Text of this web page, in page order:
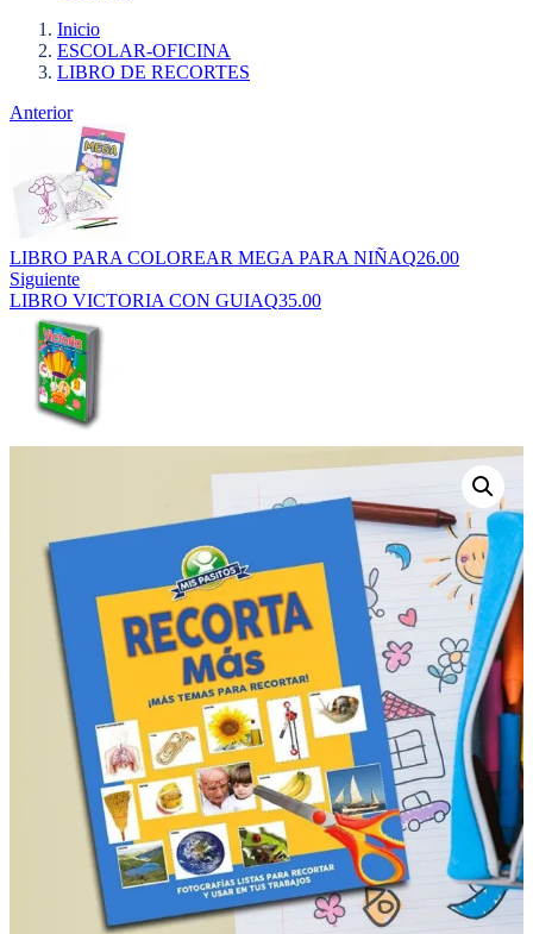
Inicio
ESCOLAR-OFICINA
LIBRO DE RECORTES
Anterior
LIBRO PARA COLOREAR MEGA PARA NIÑAQ26.00
Siguiente
LIBRO VICTORIA CON GUIAQ35.00